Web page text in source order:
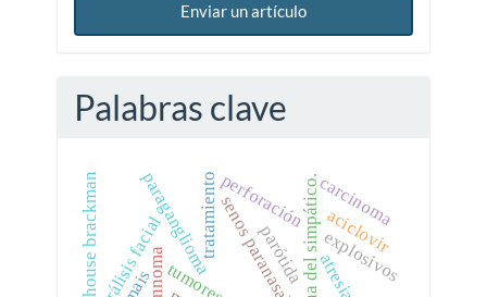
Enviar un artículo
Palabras clave
paraganglioma cadena del simpático.
senos paranasales.
perforación
explosivos
parálisis facial tratamiento
house brackman aciclovir
carcinoma
parótida